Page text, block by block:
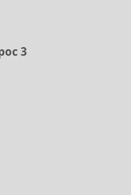
3